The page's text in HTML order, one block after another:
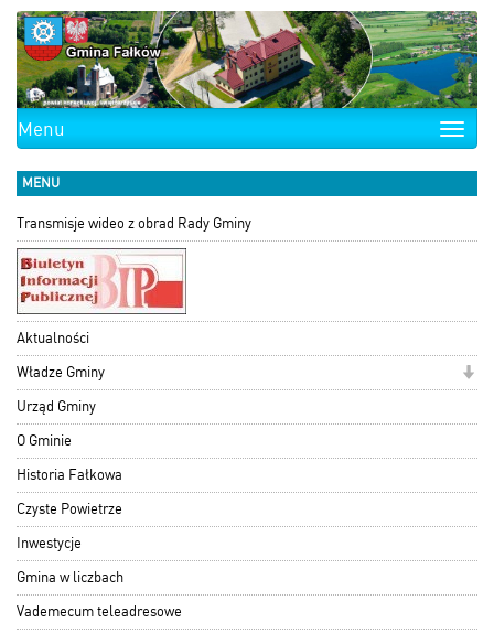
Toggle
Menu
MENU
Transmisje wideo z obrad Rady Gminy
Aktualności
Władze Gminy
Urząd Gminy
O Gminie
Historia Fałkowa
Czyste Powietrze
Inwestycje
Gmina w liczbach
Vademecum teleadresowe